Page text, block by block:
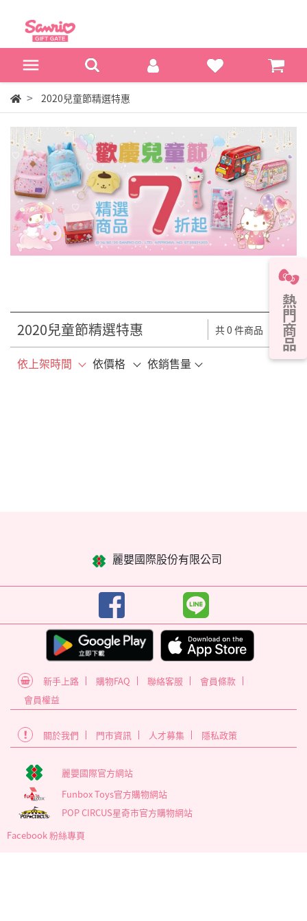
熱門商品
2020兒童節精選特惠
2020兒童節精選特惠 共 0 件商品
依上架時間 依價格 依銷售量
麗嬰國際股份有限公司
新手上路 購物FAQ 聯絡客服
會員條款
會員權益
關於我們 門市資訊 人才募集 隱私政策
麗嬰國際官方網站
Funbox Toys官方購物網站
POP CIRCUS星奇市官方購物網站
Facebook 粉絲專頁